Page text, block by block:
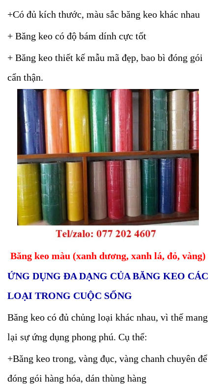
+Có đủ kích thước, màu sắc băng keo khác nhau
+ Băng keo có độ bám dính cực tốt
+ Băng keo thiết kế mẫu mã đẹp, bao bì đóng gói
cẩn thận.
Băng keo màu (xanh dương, xanh lá, đỏ, vàng)
ỨNG DỤNG ĐA DẠNG CỦA BĂNG KEO CÁC
LOẠI TRONG CUỘC SỐNG
Băng keo có đủ chủng loại khác nhau, vì thế mang
lại sự ứng dụng phong phú. Cụ thể:
+Băng keo trong, vàng đục, vàng chanh chuyên để
đóng gói hàng hóa, dán thùng hàng